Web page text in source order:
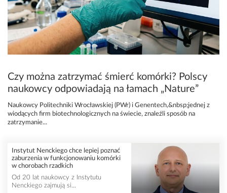
Czy można zatrzymać śmierć komórki? Polscy
naukowcy odpowiadają na łamach „Nature”
Naukowcy Politechniki Wrocławskiej (PWr) i Genentech,&nbsp;jednej z
wiodących firm biotechnologicznych na świecie, znaleźli sposób na
zatrzymanie...
Instytut Nenckiego chce lepiej poznać
zaburzenia w funkcjonowaniu komórki
w chorobach rzadkich
Od 20 lat naukowcy z Instytutu
Nenckiego zajmują si...